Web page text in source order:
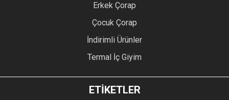
Erkek Çorap
Çocuk Çorap
İndirimli Ürünler
Termal İç Giyim
ETİKETLER